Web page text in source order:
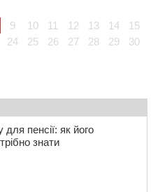
грози, зливи, град та
обмежать рух
9 10 11 12 13 14
15
24 25 26 27 28 29
30
пенсії: як його
знати